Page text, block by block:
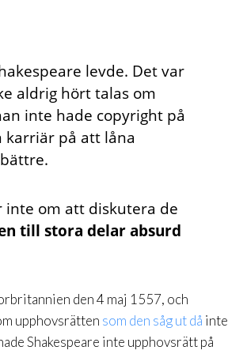
levde. Det var
aldrig hört talas om
inte hade copyright på
karriär på att låna
om att diskutera de
till stora delar absurd
den 4 maj 1557, och
upphovsrätten som den såg ut då inte
Shakespeare inte upphovsrätt på